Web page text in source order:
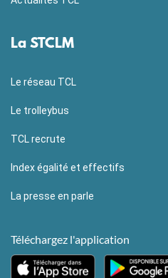
La STCLM
Le réseau TCL
Le trolleybus
TCL recrute
Index égalité et effectifs
La presse en parle
Téléchargez l'application